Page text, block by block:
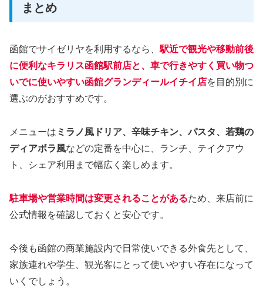
まとめ
函館でサイゼリヤを利用するなら、駅近で観光や移動前後
に便利なキラリス函館駅前店と、車で行きやすく買い物つ
いでに使いやすい函館グランディールイチイ店を目的別に
選ぶのがおすすめです。
メニューは ミラノ風ドリア、辛味チキン、パスタ、若鶏の
ディアボラ風などの定番を中心に、ランチ、テイクアウ
ト、シェア利用まで幅広く楽しめます。
駐車場や営業時間は変更されることがあるため、来店前に
公式情報を確認しておくと安心です。
今後も函館の商業施設内で日常使いできる外食先として、
家族連れや学生、観光客にとって使いやすい存在になって
いくでしょう。